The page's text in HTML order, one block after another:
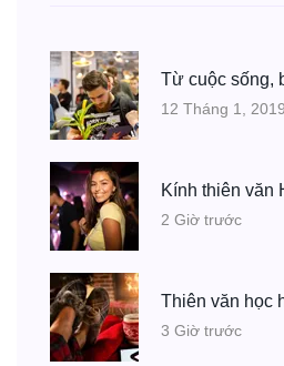
Từ cuộc sống,
12 Tháng 1, 2019
Kính thiên văn
2 Giờ trước
Thiên văn học
3 Giờ trước